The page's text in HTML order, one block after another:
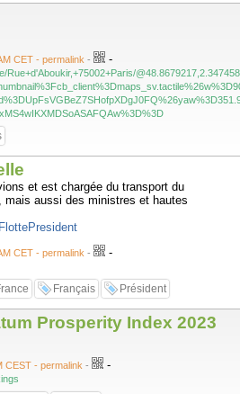
CET - permalink - -
Rue+d'Aboukir,+75002+Paris/
et est chargée du transport du
mais aussi des ministres et hautes
CET - permalink - -
Français Président
Prosperity Index 2023
CEST - permalink - -